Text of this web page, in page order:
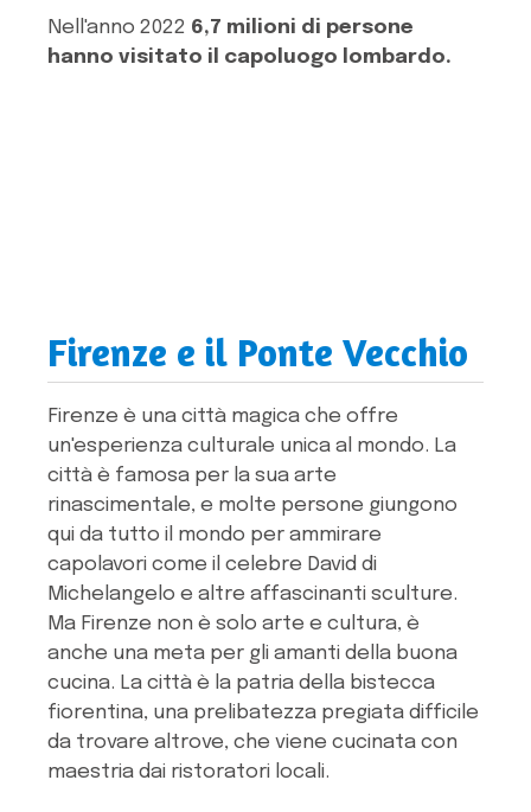
Nell'anno 2022 6,7 milioni di persone
hanno visitato il capoluogo lombardo.
Firenze e il Ponte Vecchio
Firenze è una città magica che offre
un'esperienza culturale unica al mondo. La
città è famosa per la sua arte
rinascimentale, e molte persone giungono
qui da tutto il mondo per ammirare
capolavori come il celebre David di
Michelangelo e altre affascinanti sculture.
Ma Firenze non è solo arte e cultura, è
anche una meta per gli amanti della buona
cucina. La città è la patria della bistecca
fiorentina, una prelibatezza pregiata difficile
da trovare altrove, che viene cucinata con
maestria dai ristoratori locali.